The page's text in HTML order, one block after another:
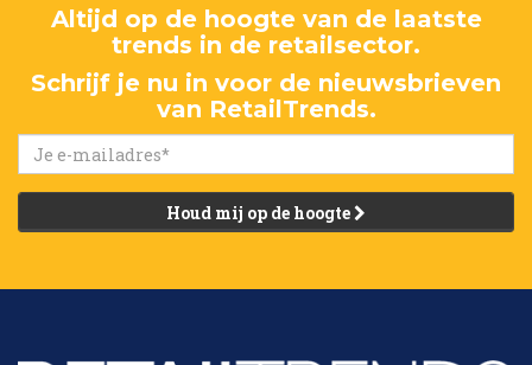
Altijd op de hoogte van de laatste
trends in de retailsector.
Schrijf je nu in voor de nieuwsbrieven
van RetailTrends.
Houd mij op de hoogte